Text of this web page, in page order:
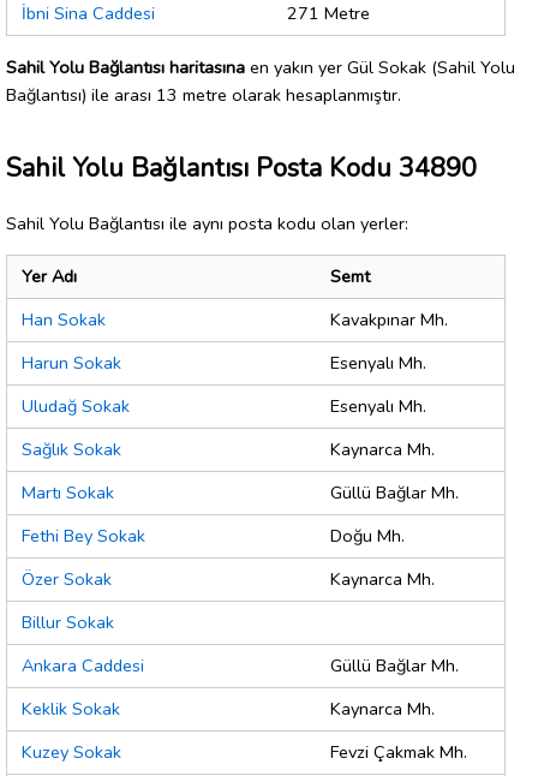
İbni Sina Caddesi
271 Metre
Sahil Yolu Bağlantısı haritasına en yakın yer Gül Sokak (Sahil Yolu
Bağlantısı) ile arası 13 metre olarak hesaplanmıştır.
Sahil Yolu Bağlantısı Posta Kodu 34890
Sahil Yolu Bağlantısı ile aynı posta kodu olan yerler:
Yer Adı
Semt
Han Sokak
Kavakpınar Mh.
Harun Sokak
Esenyalı Mh.
Uludağ Sokak
Esenyalı Mh.
Sağlık Sokak
Kaynarca Mh.
Martı Sokak
Güllü Bağlar Mh.
Fethi Bey Sokak
Doğu Mh.
Özer Sokak
Kaynarca Mh.
Billur Sokak
Ankara Caddesi
Güllü Bağlar Mh.
Keklik Sokak
Kaynarca Mh.
Kuzey Sokak
Fevzi Çakmak Mh.